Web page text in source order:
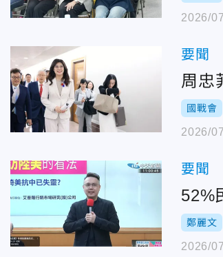
2026/
要聞
周忠
國戰會
2026/
要聞
52%
鄭麗文
2026/